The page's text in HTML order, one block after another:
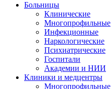
Больницы
Клинические
Многопрофильные
Инфекционные
Наркологические
Психиатрические
Госпитали
Академии и НИИ
Клиники и медцентры
Многопрофильные